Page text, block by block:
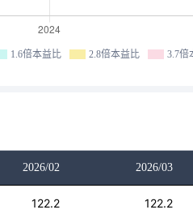
1.6倍本益比 2.8倍本益比 3.7倍
2026/02 2026/03
122.2 122.2